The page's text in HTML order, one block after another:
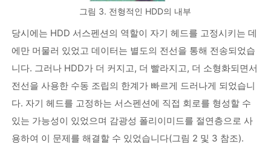
그림 3. 전형적인 HDD의 내부
당시에는 HDD 서스펜션의 역할이 자기 헤드를 고정시키는 데
에만 머물러 있었고 데이터는 별도의 전선을 통해 전송되었습
니다. 그러나 HDD가 더 커지고, 더 빨라지고, 더 소형화되면서
전선을 사용한 수동 조립의 한계가 빠르게 드러나게 되었습니
다. 자기 헤드를 고정하는 서스펜션에 직접 회로를 형성할 수
있는 가능성이 있었으며 감광성 폴리이미드를 절연층으로 사
용하여 이 문제를 해결할 수 있었습니다(그림 2 및 3 참조).